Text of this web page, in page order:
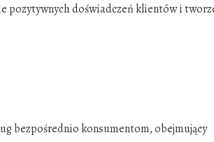
pozytywnych doświadczeń klientów i
bezpośrednio konsumentom, obejmujący